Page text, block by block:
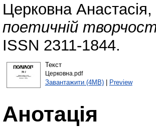
Церковна Анастасія,
поетичній
ISSN 2311-1844.
Текст
Церковна.pdf
Завантажити (4MB)| Preview
Анотація